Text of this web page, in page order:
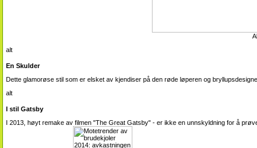
En Skulder
Dette glamorøse stil som er elsket av kjendiser på den røde løperen og
I stil Gatsby
I 2013, høyt remake av filmen "The Great Gatsby" - er ikke en unnskyldning for å